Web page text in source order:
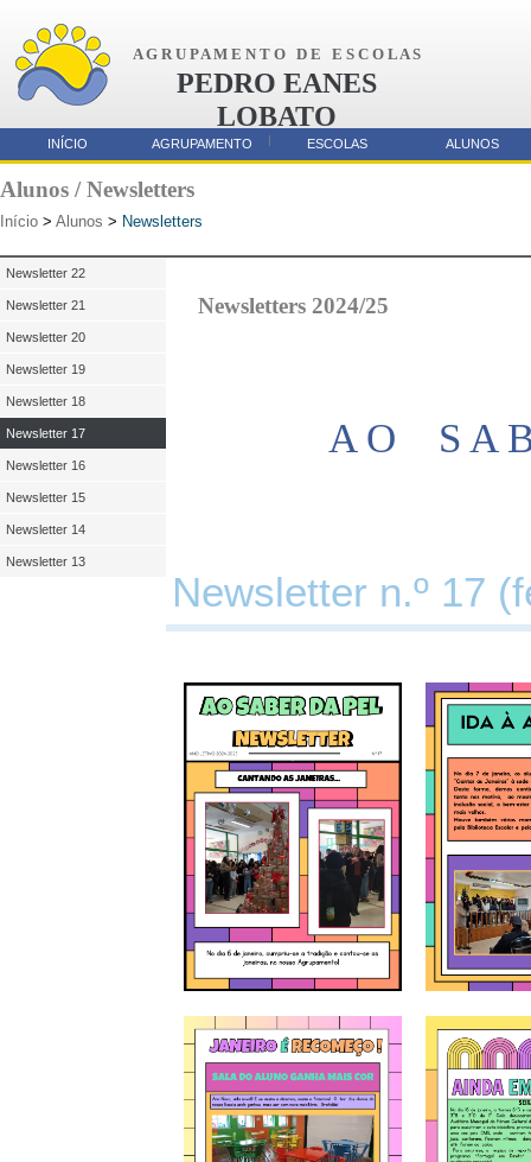
A G R U P A M E N T O D E E S C O L A S
PEDRO EANES
LOBATO
AMORA
Alunos / Newsletters
Início > Alunos > Newsletters
Parcerias
Newsletters 2024/25
A O S A
Newsletter n.º 17
Newsletter 22
Newsletter 21
Newsletter 20
Newsletter 19
Newsletter 18
Newsletter 17
Newsletter 16
Newsletter 15
Newsletter 14
Newsletter 13
INÍCIO AGRUPAMENTO ESCOLAS ALUNOS